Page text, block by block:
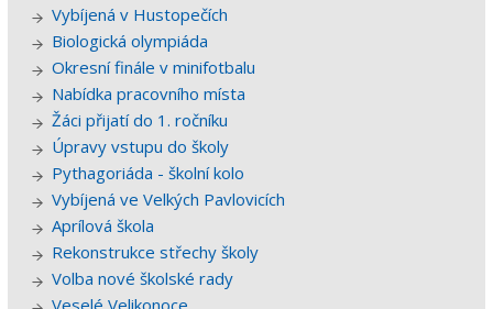
Vybíjená v Hustopečích
Biologická olympiáda
Okresní finále v minifotbalu
Nabídka pracovního místa
Žáci přijatí do 1. ročníku
Úpravy vstupu do školy
Pythagoriáda - školní kolo
Vybíjená ve Velkých Pavlovicích
Aprílová škola
Rekonstrukce střechy školy
Volba nové školské rady
Veselé Velikonoce